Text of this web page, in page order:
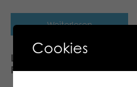
Weiterlesen
Lumo Stars 4-in-1 Shape
Puzzle
Cookies